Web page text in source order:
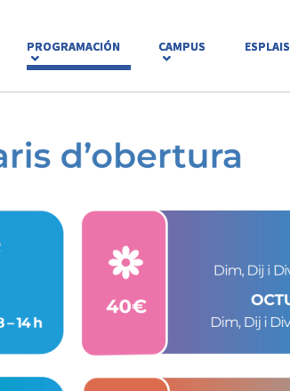
PROGRAMACIÓN CAMPUS ESPLAIS